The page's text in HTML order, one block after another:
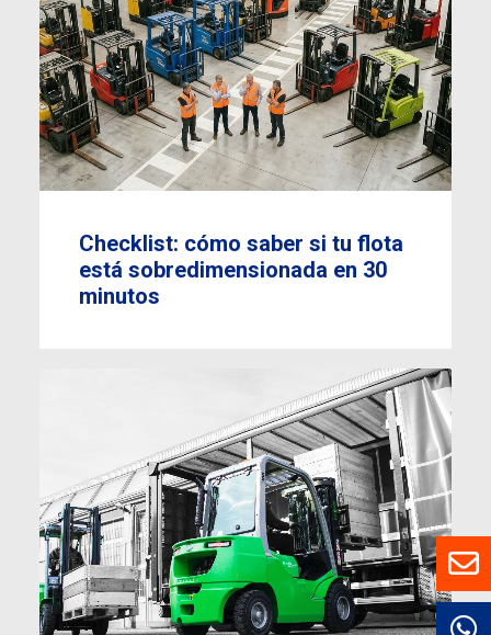
Checklist: cómo saber si tu flota
está sobredimensionada en 30
minutos